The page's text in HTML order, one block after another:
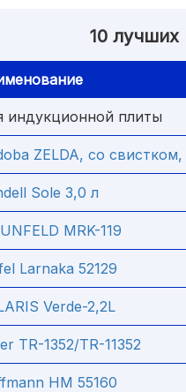
10 лучших
индукционной плиты
ZELDA, со свистком,
Sole 3,0 л
MRK-119
Larnaka 52129
Verde-2,2L
TR-1352/TR-11352
НМ 55160